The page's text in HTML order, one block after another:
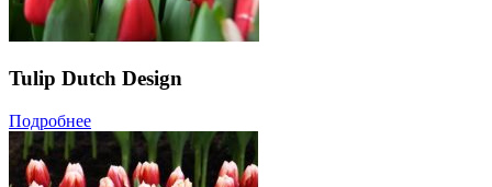
Tulip Dutch Design
Подробнее